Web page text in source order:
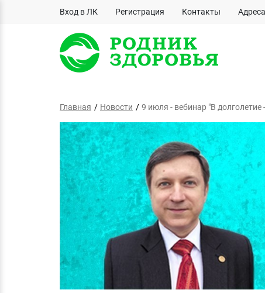
Вход в ЛК Регистрация Контакты
Главная Новости 9 июля - вебинар "В долголетие